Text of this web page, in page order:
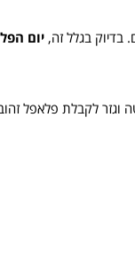
בדיוק בגלל זה, יום
לקבלת פלאפל